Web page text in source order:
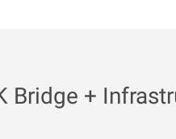
Bridge +